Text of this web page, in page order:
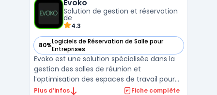
Evoko
Solution de gestion et réservation
de
4.3
80%Logiciels de Réservation de Salle pour
Entreprises
— voir Evoko dans cette catégorie
Evoko est une solution spécialisée dans la
gestion des salles de réunion et
l’optimisation des espaces de travail pour
les entreprises. Conçue pour faciliter
Plus d’infos Fiche complète